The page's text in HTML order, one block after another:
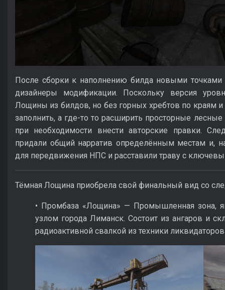
После сборки к наполнению билда новыми точками
дизайнеры модификации. Поскольку версия
Лощины из билдов, но без горных хребтов по краям и
заполнить, а где-то то расширить просторные
при необходимости внести авторские правки.
придали общий нарратив определённым местам и,
для передвижения НПС и расставили траву с
Тёмная Лощина приобрела свой финальный вид со
• Промбаза «Лощина» — Промышленная зона,
узлом города Лиманск. Состоит из ангаров и
радиоактивной свалкой из техники